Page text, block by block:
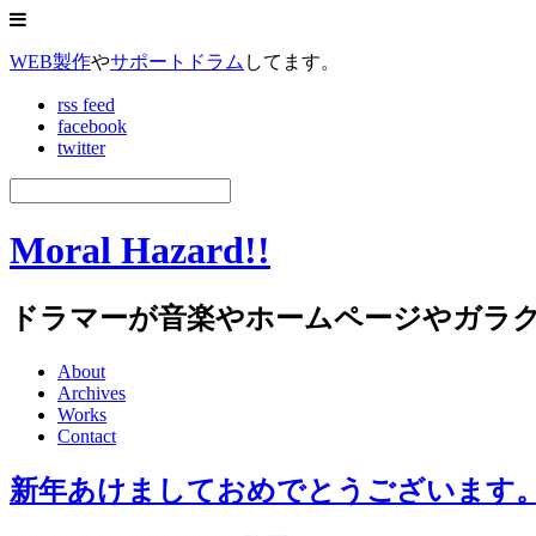
WEB製作やサポートドラム してます。
rss feed
facebook
twitter
Moral Hazard!!
ドラマーが音楽やホームページやガラ
About
Archives
Works
Contact
新年あけましておめでとうございます。